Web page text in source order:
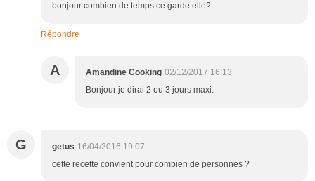
bonjour combien de temps ce garde elle?
Répondre
A Amandine Cooking 02/12/2017 16:13
Bonjour je dirai 2 ou 3 jours maxi.
G getus 16/04/2016 19:07
cette recette convient pour combien de personnes ?